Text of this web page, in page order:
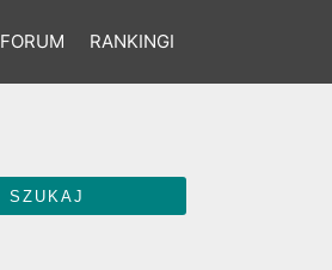
FORUM RANKINGI